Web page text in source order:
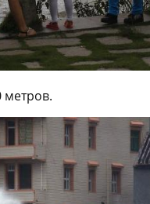
метров.